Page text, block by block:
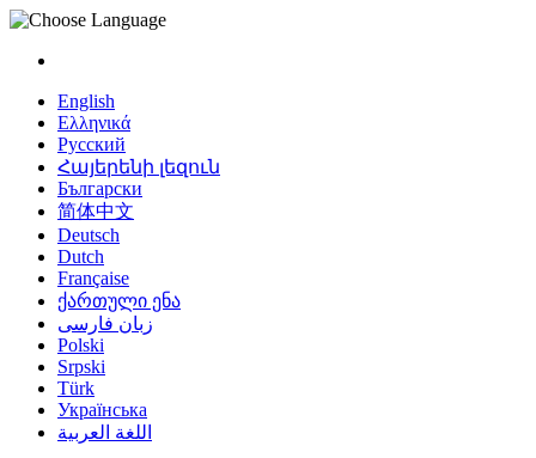
English
Ελληνικά
Русский
Հայերենի լեզուն
Български
简体中文
Deutsch
Dutch
Française
ქართული ენა
زبان فارسی
Polski
Srpski
Türk
Українська
اللغة العربية